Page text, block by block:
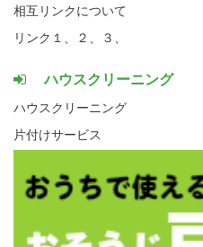
相互リンクについて
リンク１、
２、 ３、
ハウスクリーニング
ハウスクリーニング
片付けサービス